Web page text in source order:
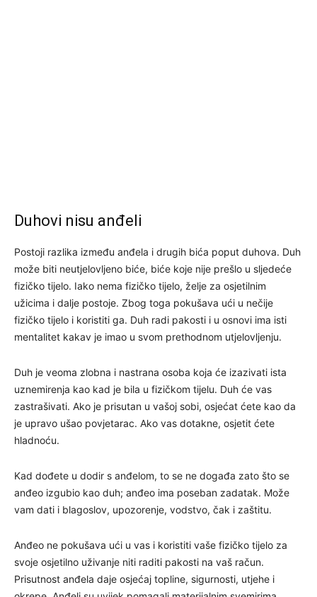
Duhovi nisu anđeli
Postoji razlika između anđela i drugih bića poput duhova. Duh
može biti neutjelovljeno biće, biće koje nije prešlo u sljedeće
fizičko tijelo. Iako nema fizičko tijelo, želje za osjetilnim
užicima i dalje postoje. Zbog toga pokušava ući u nečije
fizičko tijelo i koristiti ga. Duh radi pakosti i u osnovi ima isti
mentalitet kakav je imao u svom prethodnom utjelovljenju.
Duh je veoma zlobna i nastrana osoba koja će izazivati ista
uznemirenja kao kad je bila u fizičkom tijelu. Duh će vas
zastrašivati. Ako je prisutan u vašoj sobi, osjećat ćete kao da
je upravo ušao povjetarac. Ako vas dotakne, osjetit ćete
hladnoću.
Kad dođete u dodir s anđelom, to se ne događa zato što se
anđeo izgubio kao duh; anđeo ima poseban zadatak. Može
vam dati i blagoslov, upozorenje, vodstvo, čak i zaštitu.
Anđeo ne pokušava ući u vas i koristiti vaše fizičko tijelo za
svoje osjetilno uživanje niti raditi pakosti na vaš račun.
Prisutnost anđela daje osjećaj topline, sigurnosti, utjehe i